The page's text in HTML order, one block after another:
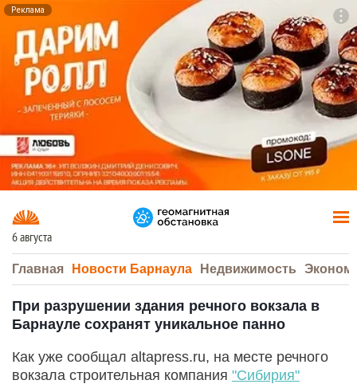
Реклама
6 августа
Главная Новости Барнаула Недвижимость
При разрушении здания речного вокзала в
Барнауле сохранят уникальное панно
Как уже сообщал altapress.ru, на месте речного
вокзала строительная компания "Сибирия"